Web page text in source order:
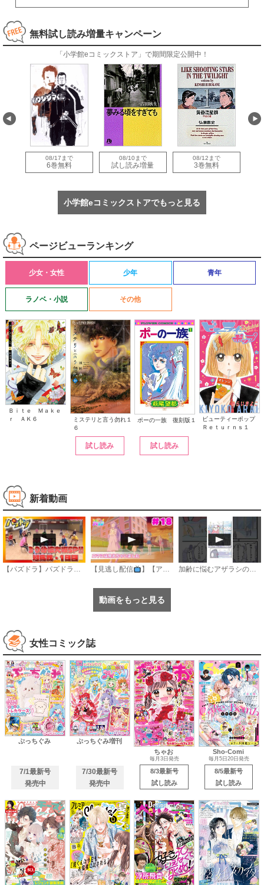
無料試し読み増量キャンペーン
「小学館eコミックストア」で期間限定公開中！
08/17まで
6巻無料
08/10まで
試し読み増量
08/12まで
3巻無料
小学館eコミックストアでもっと見る
ページビューランキング
少女・女性 少年 青年
ラノベ・小説 その他
Ｂｉｔｅ Ｍａｋｅ
ｒ ＡＫ６
ミステリと言う勿れ１
６
試し読み
ポーの一族 復刻版１
試し読み
ビューティーポップ
Ｒｅｔｕｒｎｓ１
新着動画
【パズドラ】パズドラ部３０９話「第10回対抗戦1日目」 【見逃し配信 】【アニメ】『おねがいアイプリ』第１８話：エマには見えちゃいました 加齢に悩むアザラシの話 #のざらしちゃん #漫画 #サンデーうぇぶり
動画をもっと見る
女性コミック誌
ぷっちぐみ
7/1最新号
発売中
ぷっちぐみ増刊
7/30最新号
発売中
ちゃお
毎月3日発売
8/3最新号
試し読み
Sho-Comi
毎月5日20日発売
8/5最新号
試し読み